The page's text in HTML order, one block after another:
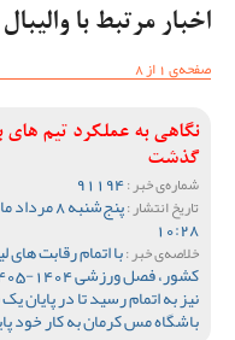
اخبار مرتبط با والیبال
صفحه‌ی 1 از 8
نگاهی به عملکرد تیم
گذشت
شماره‌ی خبر :
تاریخ انتشار :
10:28
خلاصه‌ی خبر :با اتمام رقابت
نیز به اتمام رسید تا در پایان
باشگاه مس کرمان به کار خود